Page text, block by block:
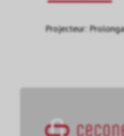
Projecteur: